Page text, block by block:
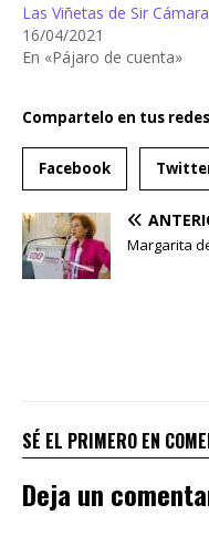
Las Viñetas de Sir Cámara
16/04/2021
En «Pájaro de cuenta»
Compartelo en tus
Facebook
Margarita
SÉ EL PRIMERO EN
Deja un